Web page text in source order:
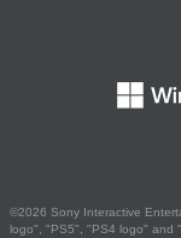
©2026 Sony Interactive
logo", "PS5", "PS4 logo" and